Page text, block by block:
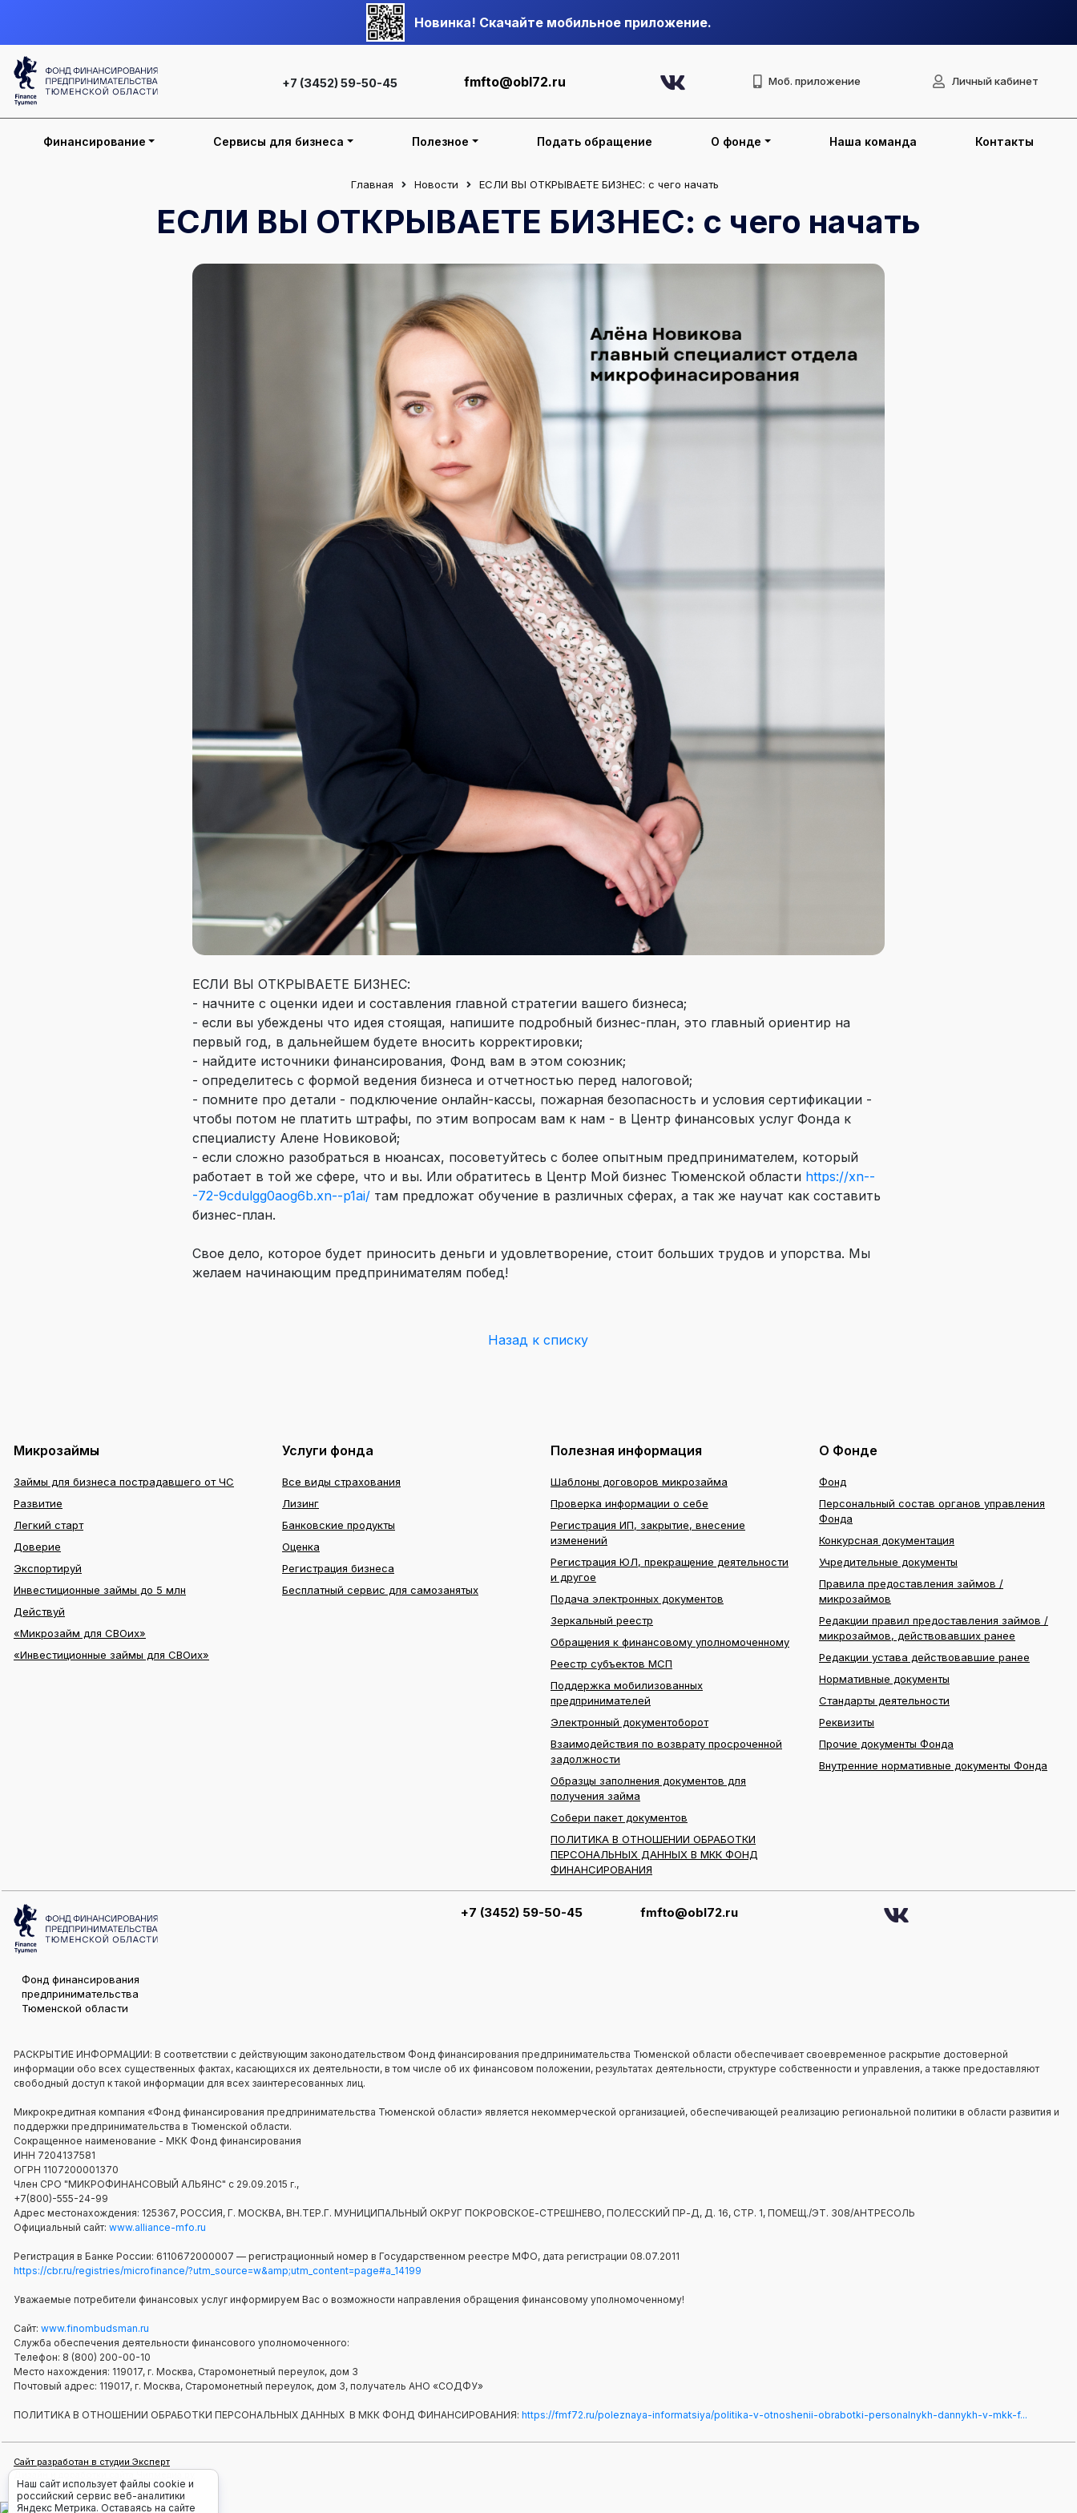
Новинка! Скачайте мобильное приложение.
+7 (3452) 59-50-45 fmfto@obl72.ru Моб. приложение Личный кабинет
Финансирование Сервисы для бизнеса Полезное Подать обращение О фонде Наша команда Контакты
Главная Новости ЕСЛИ ВЫ ОТКРЫВАЕТЕ БИЗНЕС: с чего начать
ЕСЛИ ВЫ ОТКРЫВАЕТЕ БИЗНЕС: с чего начать
ЕСЛИ ВЫ ОТКРЫВАЕТЕ БИЗНЕС:
- начните с оценки идеи и составления главной стратегии вашего бизнеса;
- если вы убеждены что идея стоящая, напишите подробный бизнес-план, это главный ориентир на
первый год, в дальнейшем будете вносить корректировки;
- найдите источники финансирования, Фонд вам в этом союзник;
- определитесь с формой ведения бизнеса и отчетностью перед налоговой;
- помните про детали - подключение онлайн-кассы, пожарная безопасность и условия сертификации -
чтобы потом не платить штрафы, по этим вопросам вам к нам - в Центр финансовых услуг Фонда к
специалисту Алене Новиковой;
- если сложно разобраться в нюансах, посоветуйтесь с более опытным предпринимателем, который
работает в той же сфере, что и вы. Или обратитесь в Центр Мой бизнес Тюменской области https://xn--
-72-9cdulgg0aog6b.xn--p1ai/ там предложат обучение в различных сферах, а так же научат как составить
бизнес-план.
Свое дело, которое будет приносить деньги и удовлетворение, стоит больших трудов и упорства. Мы
желаем начинающим предпринимателям побед!
Назад к списку
Микрозаймы
Займы для бизнеса пострадавшего от ЧС
Развитие
Легкий старт
Доверие
Экспортируй
Инвестиционные займы до 5 млн
Действуй
«Микрозайм для СВОих»
«Инвестиционные займы для СВОих»
Услуги фонда
Все виды страхования
Лизинг
Банковские продукты
Оценка
Регистрация бизнеса
Бесплатный сервис для самозанятых
Полезная информация
Шаблоны договоров микрозайма
Проверка информации о себе
Регистрация ИП, закрытие, внесение
изменений
Регистрация ЮЛ, прекращение деятельности
и другое
Подача электронных документов
Зеркальный реестр
Обращения к финансовому уполномоченному
Реестр субъектов МСП
Поддержка мобилизованных
предпринимателей
Электронный документоборот
Взаимодействия по возврату просроченной
задолжности
Образцы заполнения документов для
получения займа
Собери пакет документов
ПОЛИТИКА В ОТНОШЕНИИ ОБРАБОТКИ
ПЕРСОНАЛЬНЫХ ДАННЫХ В МКК ФОНД
ФИНАНСИРОВАНИЯ
О Фонде
Фонд
Персональный состав органов управления
Фонда
Конкурсная документация
Учредительные документы
Правила предоставления займов /
микрозаймов
Редакции правил предоставления займов /
микрозаймов, действовавших ранее
Редакции устава действовавшие ранее
Нормативные документы
Стандарты деятельности
Реквизиты
Прочие документы Фонда
Внутренние нормативные документы Фонда
Фонд финансирования
предпринимательства
Тюменской области
+7 (3452) 59-50-45 fmfto@obl72.ru
РАСКРЫТИЕ ИНФОРМАЦИИ: В соответствии с действующим законодательством Фонд финансирования предпринимательства Тюменской области обеспечивает своевременное раскрытие достоверной
информации обо всех существенных фактах, касающихся их деятельности, в том числе об их финансовом положении, результатах деятельности, структуре собственности и управления, а также предоставляют
свободный доступ к такой информации для всех заинтересованных лиц.
Микрокредитная компания «Фонд финансирования предпринимательства Тюменской области» является некоммерческой организацией, обеспечивающей реализацию региональной политики в области развития и
поддержки предпринимательства в Тюменской области.
Сокращенное наименование - МКК Фонд финансирования
ИНН 7204137581
ОГРН 1107200001370
Член СРО "МИКРОФИНАНСОВЫЙ АЛЬЯНС" с 29.09.2015 г.,
+7(800)-555-24-99
Адрес местонахождения: 125367, РОССИЯ, Г. МОСКВА, ВН.ТЕР.Г. МУНИЦИПАЛЬНЫЙ ОКРУГ ПОКРОВСКОЕ-СТРЕШНЕВО, ПОЛЕССКИЙ ПР-Д, Д. 16, СТР. 1, ПОМЕЩ./ЭТ. 308/АНТРЕСОЛЬ
Официальный сайт: www.alliance-mfo.ru
Регистрация в Банке России: 6110672000007 — регистрационный номер в Государственном реестре МФО, дата регистрации 08.07.2011
https://cbr.ru/registries/microfinance/?utm_source=w&amp;utm_content=page#a_14199
Уважаемые потребители финансовых услуг информируем Вас о возможности направления обращения финансовому уполномоченному!
Сайт: www.finombudsman.ru
Служба обеспечения деятельности финансового уполномоченного:
Телефон: 8 (800) 200-00-10
Место нахождения: 119017, г. Москва, Старомонетный переулок, дом 3
Почтовый адрес: 119017, г. Москва, Старомонетный переулок, дом 3, получатель АНО «СОДФУ»
ПОЛИТИКА В ОТНОШЕНИИ ОБРАБОТКИ ПЕРСОНАЛЬНЫХ ДАННЫХ В МКК ФОНД ФИНАНСИРОВАНИЯ: https://fmf72.ru/poleznaya-informatsiya/politika-v-otnoshenii-obrabotki-personalnykh-dannykh-v-mkk-f...
Сайт разработан в студии Эксперт
Наш сайт использует файлы cookie и
российский сервис веб-аналитики
Яндекс Метрика. Оставаясь на сайте